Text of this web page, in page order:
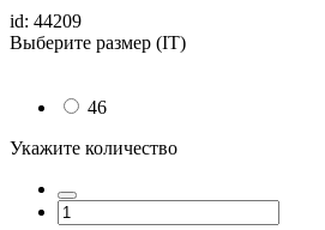
id: 44209
Выберите размер (IT)
46
Укажите количество